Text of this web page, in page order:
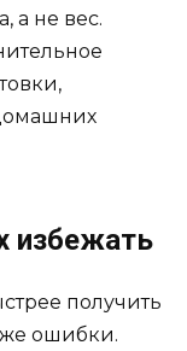
а не вес.
избежать
получить
же ошибки.